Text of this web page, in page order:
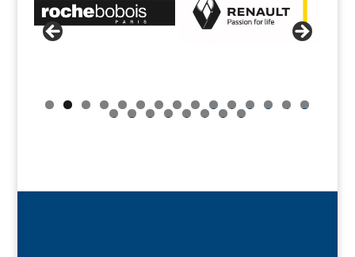
0 1 2 3 4 5
6 7 8 9 0 1 2 3